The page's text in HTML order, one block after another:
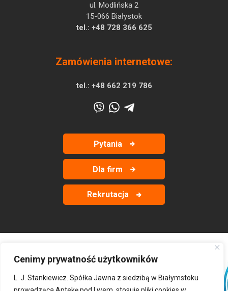
Cenimy prywatność użytkowników
L. J. Stankiewicz. Spółka Jawna z siedzibą w Białymstoku
ul. Modlińska 2
15-066 Białystok
tel.: +48 728 366 625
Zamówienia internetowe:
tel.: +48 662 219 786
Pytania
Dla firm
Rekrutacja
‹